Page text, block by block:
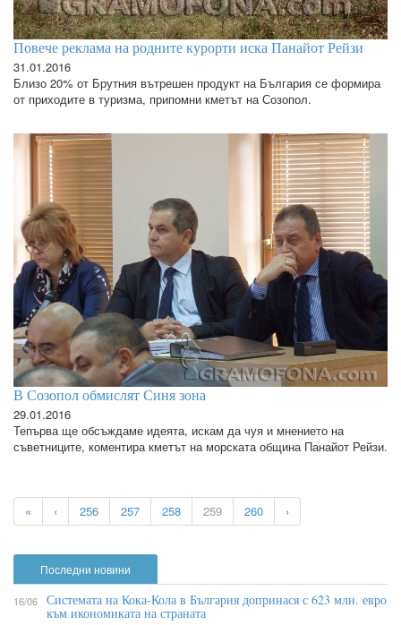
Повече реклама на родните курорти иска Панайот Рейзи
31.01.2016
Близо 20% от Брутния вътрешен продукт на България се формира
от приходите в туризма, припомни кметът на Созопол.
В Созопол обмислят Синя зона
29.01.2016
Тепърва ще обсъждаме идеята, искам да чуя и мнението на
съветниците, коментира кметът на морската община Панайот Рейзи.
« ‹ 256 257 258 259 260 ›
Последни новини
16/06 Системата на Кока-Кола в България допринася с 623 млн. евро
към икономиката на страната